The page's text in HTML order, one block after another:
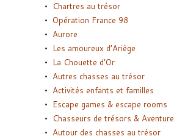
Chartres au trésor
Opération France 98
Aurore
Les amoureux d’Ariège
La Chouette d’Or
Autres chasses au trésor
Activités enfants et familles
Escape games & escape rooms
Chasseurs de trésors & Aventure
Autour des chasses au trésor